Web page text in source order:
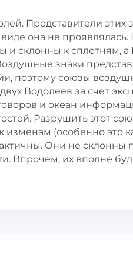
Представители этих
она не проявлялась.
и склонны к сплетням, а
знаки
поэтому союзы
Водолеев за счет
и океан
Разрушить этот
(особенно это
Они не склонны
Впрочем, их вполне